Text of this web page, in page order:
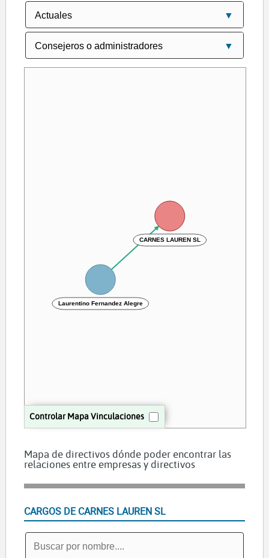
Controlar Mapa Vinculaciones
CARNES LAUREN SL
Laurentino Fernandez Alegre
Mapa de directivos dónde poder encontrar las
relaciones entre empresas y directivos
CARGOS DE CARNES LAUREN SL